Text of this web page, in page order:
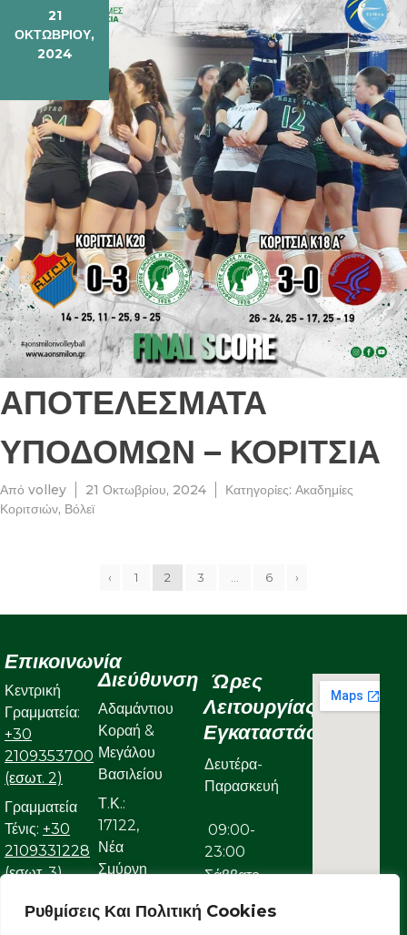
Ρυθμίσεις Και Πολιτική Cookies
21
ΟΚΤΩΒΡΊΟΥ,
2024
ΑΠΟΤΕΛΕΣΜΑΤΑ
ΥΠΟΔΟΜΩΝ – ΚΟΡΙΤΣΙΑ
Από volley 21 Οκτωβρίου, 2024 Κατηγορίες: Ακαδημίες
Κοριτσιών, Βόλεϊ
‹ 1 2 3 6 ›
Επικοινωνία
Κεντρική
Γραμματεία:
+30
2109353700
(εσωτ. 2)
Γραμματεία
Τένις: +30
2109331228
(εσωτ. 3)
Γραμματεία
Κολυμβητικού:
Διεύθυνση
Αδαμάντιου
Κοραή &
Μεγάλου
Βασιλείου
Τ.Κ.:
17122,
Νέα
Σμύρνη
Ώρες
Λειτουργίας
Εγκαταστάσεων
Δευτέρα-
Παρασκευή
09:00-
23:00
Σάββατο
09:00-